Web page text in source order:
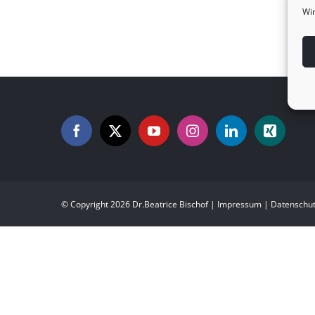
Friedenszonenprojekts
© Copyright2026 Dr.Beatrice Bischof | Impressum |